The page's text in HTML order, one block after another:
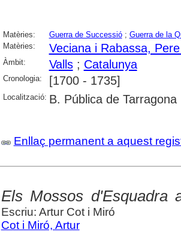
Matèries: Guerra de Successió; Guerra de la
Matèries:
Veciana i Rabassa,
Àmbit: Valls; Catalunya
Cronologia: [1700 - 1735]
Localització: B. Pública de Tarragona
Enllaç permanent a aquest
Els Mossos d'Esquadra
Escriu: Artur Cot i Miró
Cot i Miró, Artur